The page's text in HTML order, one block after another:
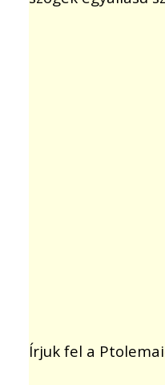
Írjuk fel a